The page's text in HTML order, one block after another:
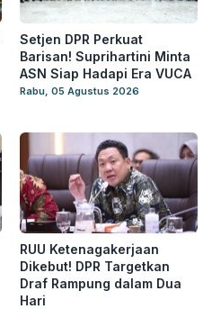
Setjen DPR Perkuat
Barisan! Suprihartini Minta
ASN Siap Hadapi Era VUCA
Rabu, 05 Agustus 2026
RUU Ketenagakerjaan
Dikebut! DPR Targetkan
Draf Rampung dalam Dua
Hari